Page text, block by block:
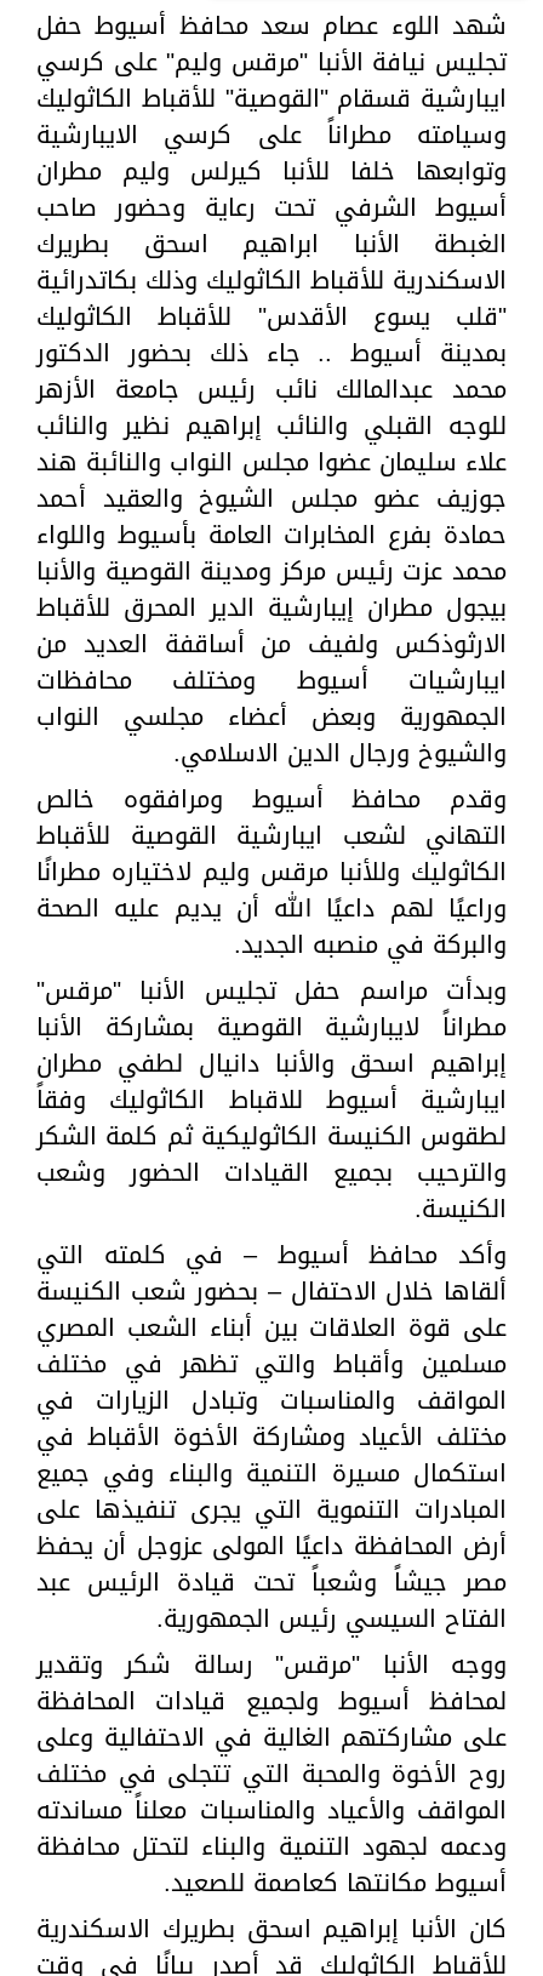
شهد اللوء عصام سعد محافظ أسيوط حفل
تجليس نيافة الأنبا "مرقس وليم" على كرسي
ايبارشية قسقام "القوصية" للأقباط الكاثوليك
وسيامته مطراناً على كرسي الايبارشية
وتوابعها خلفا للأنبا كيرلس وليم مطران
أسيوط الشرفي تحت رعاية وحضور صاحب
الغبطة الأنبا ابراهيم اسحق بطريرك
الاسكندرية للأقباط الكاثوليك وذلك بكاتدرائية
"قلب يسوع الأقدس" للأقباط الكاثوليك
بمدينة أسيوط .. جاء ذلك بحضور الدكتور
محمد عبدالمالك نائب رئيس جامعة الأزهر
للوجه القبلي والنائب إبراهيم نظير والنائب
علاء سليمان عضوا مجلس النواب والنائبة هند
جوزيف عضو مجلس الشيوخ والعقيد أحمد
حمادة بفرع المخابرات العامة بأسيوط واللواء
محمد عزت رئيس مركز ومدينة القوصية والأنبا
بيجول مطران إيبارشية الدير المحرق للأقباط
الارثوذكس ولفيف من أساقفة العديد من
ايبارشيات أسيوط ومختلف محافظات
الجمهورية وبعض أعضاء مجلسي النواب
والشيوخ ورجال الدين الاسلامي.
وقدم محافظ أسيوط ومرافقوه خالص
التهاني لشعب ايبارشية القوصية للأقباط
الكاثوليك وللأنبا مرقس وليم لاختياره مطرانًا
وراعيًا لهم داعيًا الله أن يديم عليه الصحة
والبركة في منصبه الجديد.
وبدأت مراسم حفل تجليس الأنبا "مرقس"
مطراناً لايبارشية القوصية بمشاركة الأنبا
إبراهيم اسحق والأنبا دانيال لطفي مطران
ايبارشية أسيوط للاقباط الكاثوليك وفقاً
لطقوس الكنيسة الكاثوليكية ثم كلمة الشكر
والترحيب بجميع القيادات الحضور وشعب
الكنيسة.
وأكد محافظ أسيوط – في كلمته التي
ألقاها خلال الاحتفال – بحضور شعب الكنيسة
على قوة العلاقات بين أبناء الشعب المصري
مسلمين وأقباط والتي تظهر في مختلف
المواقف والمناسبات وتبادل الزيارات في
مختلف الأعياد ومشاركة الأخوة الأقباط في
استكمال مسيرة التنمية والبناء وفي جميع
المبادرات التنموية التي يجرى تنفيذها على
أرض المحافظة داعيًا المولى عزوجل أن يحفظ
مصر جيشاً وشعباً تحت قيادة الرئيس عبد
الفتاح السيسي رئيس الجمهورية.
ووجه الأنبا "مرقس" رسالة شكر وتقدير
لمحافظ أسيوط ولجميع قيادات المحافظة
على مشاركتهم الغالية في الاحتفالية وعلى
روح الأخوة والمحبة التي تتجلى في مختلف
المواقف والأعياد والمناسبات معلناً مساندته
ودعمه لجهود التنمية والبناء لتحتل محافظة
أسيوط مكانتها كعاصمة للصعيد.
كان الأنبا إبراهيم اسحق بطريرك الاسكندرية
للأقباط الكاثوليك قد أصدر بيانًا في وقت